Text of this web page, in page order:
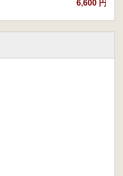
6,600 円